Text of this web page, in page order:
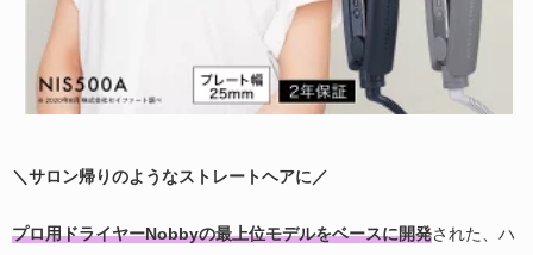
＼サロン帰りのようなストレートヘアに／
プロ用ドライヤーNobbyの最上位モデルをベースに開発された、ハ